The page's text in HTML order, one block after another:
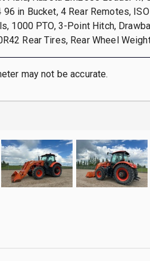
96 in Bucket, 4 Rear Remotes,
1000 PTO, 3-Point Hitch,
Rear Tires, Rear Wheel
may not be accurate.